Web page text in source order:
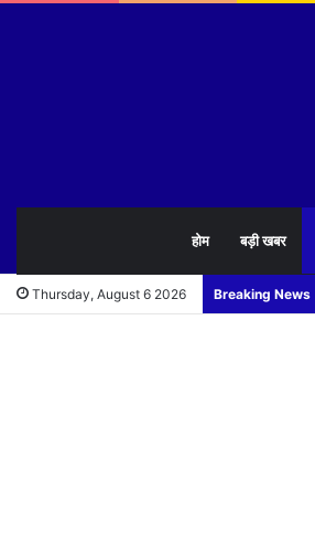
होम बड़ी खबर
Thursday, August 6 2026 Breaking News